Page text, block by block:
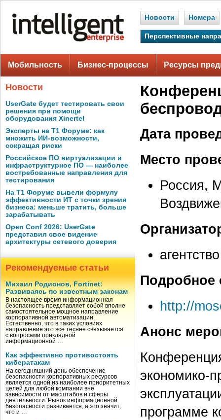
Новости Номера
Перспективные
Мобильность Бизнес-процессы Ресурсы
Новости
UserGate будет тестировать свои
решения при помощи
оборудования Xinertel
Эксперты на Т1 Форуме: как
множить ИИ-возможности,
сокращая риски
Российское ПО виртуализации и
инфраструктурное ПО — наиболее
востребованные направления для
тестирования
На Т1 Форуме вывели формулу
эффективности ИТ с точки зрения
бизнеса: меньше тратить, больше
зарабатывать
Open Conf 2026: UserGate
представил свое видение
архитектуры сетевого доверия
Рекомендуемые статьи
Михаил Родионов, Fortinet:
Развиваясь по известным законам
В настоящее время информационная
безопасность представляет собой вполне
самостоятельное мощное направление
корпоративной автоматизации.
Естественно, что в таких условиях
направление это все теснее связывается
с вопросами прикладной
информационной …
Как эффективно противостоять
кибератакам
На сегодняшний день обеспечение
безопасности корпоративных ресурсов
является одной из наиболее приоритетных
целей для любой компании вне
зависимости от масштабов и сферы
деятельности. Рынок информационной
безопасности развивается, а это значит,
что и …
Дата
Место
Россия,
Подробное
http://
Анонс
экономико-
программе